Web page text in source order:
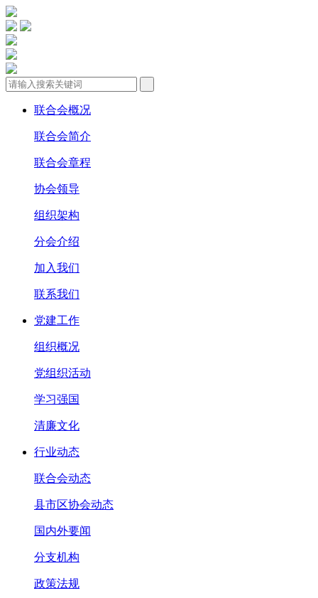
联合会概况
联合会简介
联合会章程
协会领导
组织架构
分会介绍
加入我们
联系我们
党建工作
组织概况
党组织活动
学习强国
清廉文化
行业动态
联合会动态
县市区协会动态
国内外要闻
分支机构
政策法规